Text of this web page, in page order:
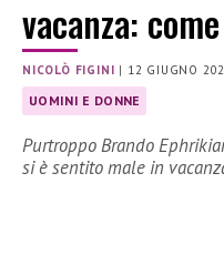
vacanza:
NICOLÒ FIGINI | 12 GIUGNO
UOMINI E DONNE
Purtroppo Brando
si è sentito male in